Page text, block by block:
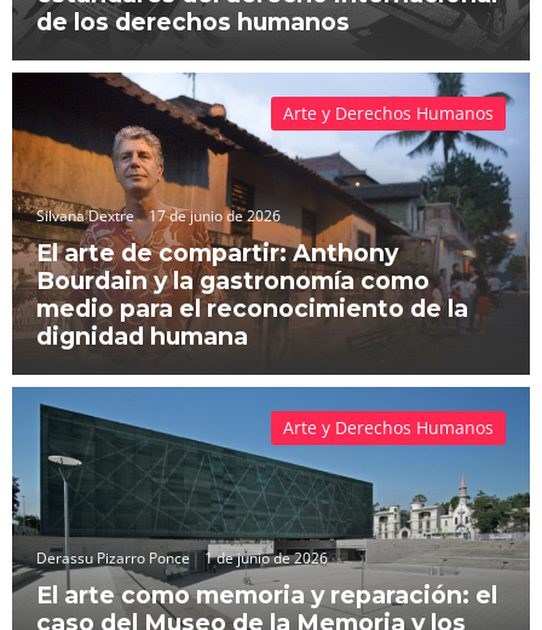
de los derechos humanos
Silvana Dextre 17 de junio de 2026
El arte de compartir: Anthony
Bourdain y la gastronomía como
medio para el reconocimiento de la
dignidad humana
Arte y Derechos Humanos
Derassu Pizarro Ponce 1 de junio de 2026
El arte como memoria y reparación: el
caso del Museo de la Memoria y los
Arte y Derechos Humanos